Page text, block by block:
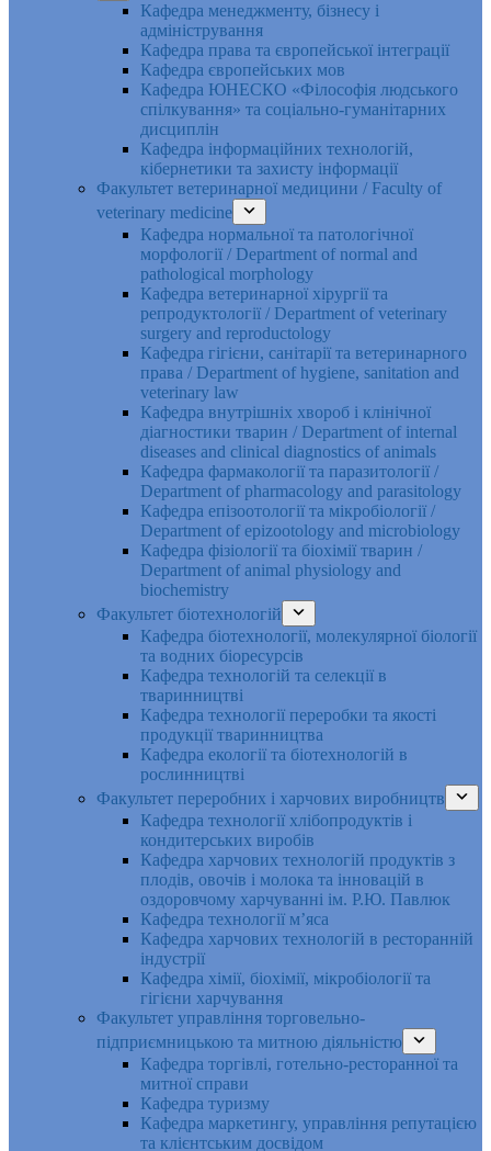
Кафедра менеджменту, бізнесу і
адміністрування
Кафедра права та європейської інтеграції
Кафедра європейських мов
Кафедра ЮНЕСКО «Філософія людського
спілкування» та соціально-гуманітарних
дисциплін
Кафедра інформаційних технологій,
кібернетики та захисту інформації
Факультет ветеринарної медицини / Faculty of
veterinary medicine
Кафедра нормальної та патологічної
морфології / Department of normal and
pathological morphology
Кафедра ветеринарної хірургії та
репродуктології / Department of veterinary
surgery and reproductology
Кафедра гігієни, санітарії та ветеринарного
права / Department of hygiene, sanitation and
veterinary law
Кафедра внутрішніх хвороб і клінічної
діагностики тварин / Department of internal
diseases and clinical diagnostics of animals
Кафедра фармакології та паразитології /
Department of pharmacology and parasitology
Кафедра епізоотології та мікробіології /
Department of epizootology and microbiology
Кафедра фізіології та біохімії тварин /
Department of animal physiology and
biochemistry
Факультет біотехнологій
Кафедра біотехнології, молекулярної біології
та водних біоресурсів
Кафедра технологій та селекції в
тваринництві
Кафедра технології переробки та якості
продукції тваринництва
Кафедра екології та біотехнологій в
рослинництві
Факультет переробних і харчових виробництв
Кафедра технології хлібопродуктів і
кондитерських виробів
Кафедра харчових технологій продуктів з
плодів, овочів і молока та інновацій в
оздоровчому харчуванні ім. Р.Ю. Павлюк
Кафедра технології м’яса
Кафедра харчових технологій в ресторанній
індустрії
Кафедра хімії, біохімії, мікробіології та
гігієни харчування
Факультет управління торговельно-
підприємницькою та митною діяльністю
Кафедра торгівлі, готельно-ресторанної та
митної справи
Кафедра туризму
Кафедра маркетингу, управління репутацією
та клієнтським досвідом